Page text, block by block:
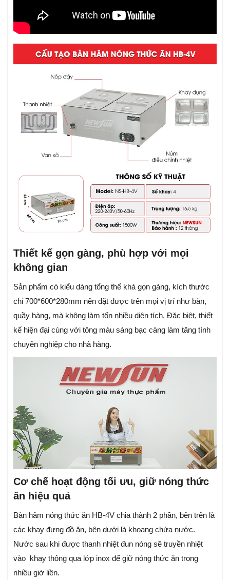
Thiết kế gọn gàng, phù hợp với mọi
không gian
Sản phẩm có kiểu dáng tổng thể khá gọn gàng, kích thước
chỉ 700*600*280mm nên đặt được trên mọi vị trí như bàn,
quầy hàng, mà không làm tốn nhiều diện tích. Đặc biệt, thiết
kế hiện đại cùng với tông màu sáng bạc càng làm tăng tính
chuyên nghiệp cho nhà hàng.
Cơ chế hoạt động tối ưu, giữ nóng thức
ăn hiệu quả
Bàn hâm nóng thức ăn HB-4V chia thành 2 phần, bên trên là
các khay đựng đồ ăn, bên dưới là khoang chứa nước.
Nước sau khi được thanh nhiệt đun nóng sẽ truyền nhiệt
vào khay thông qua lớp inox để giữ nóng thức ăn trong
nhiều giờ liền.